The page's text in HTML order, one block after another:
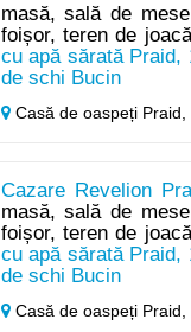
masă, sală de
foișor, teren de
cu apă sărată Praid,
de schi Bucin
Casă de oaspeți Praid,
Cazare Revelion
masă, sală de
foișor, teren de
cu apă sărată Praid,
de schi Bucin
Casă de oaspeți Praid,